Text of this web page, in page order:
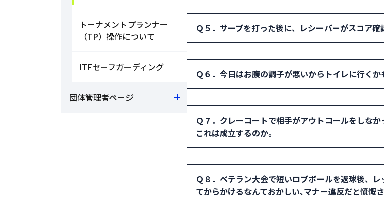
解決例： はっきりとグッドと見たら直ちに「待っ
て手を上げコートへ入る。「今のボールは入って
ていた場合は、1 回目レットでやり直す。エース
る。 もめだしてから「入っていましたよ」という
があるので、遅れてもオーバールールする。
Ｑ５．サーブを打った後に、レシーバーがスコア確
解決例： プレーを止めたレシーバーは失点する。
Ｑ６．今日はお腹の調子が悪いからトイレに行く
解決例： 規定の1 回をセットブレークでないタイ
ジ90 秒、セットブレーク120 秒)で2 回目トイレに
Ｑ７．クレーコートで相手がアウトコールをしな
これは成立するのか。
解決例： その選手がプレーを止めて、ボールマー
Ｑ８．ベテラン大会で短いロブボールを返球後、
てからかけるなんておかしい､マナー違反だと憤慨さ
トーナメントプランナー
（TP）操作について
ITFセーフガーディング
団体管理者ページ